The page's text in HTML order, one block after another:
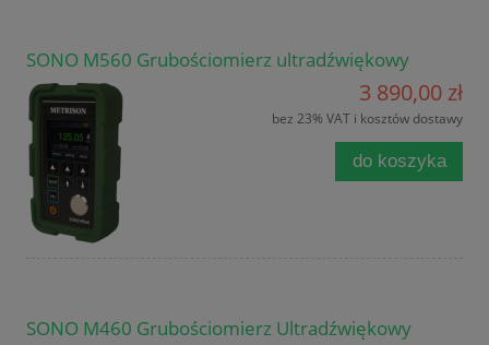
SONO M560 Grubościomierz ultradźwiękowy
3 890,00 zł
bez 23% VAT i kosztów dostawy
do koszyka
SONO M460 Grubościomierz Ultradźwiękowy